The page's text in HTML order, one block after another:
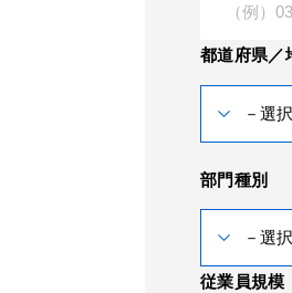
都道府県／
部門種別
従業員規模